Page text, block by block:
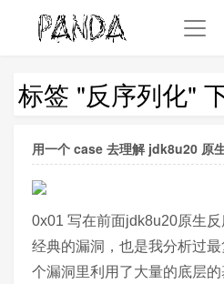
标签 "反序列化"
用一个 case 去理解 jdk8u20 原
0x01 写在前面jdk8u20原生
经典的漏洞，也是我分析过
个漏洞里利用了大量的底层